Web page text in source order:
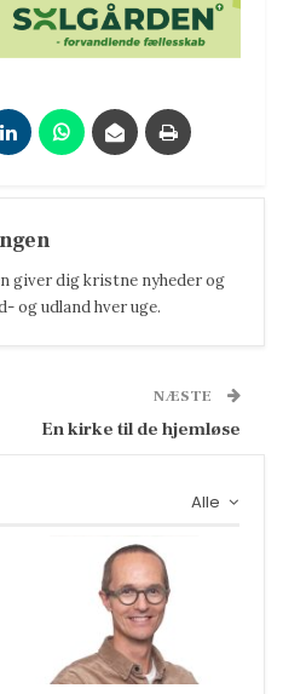
giver dig kristne nyheder og
og udland hver uge.
NÆSTE
En kirke til de hjemløse
Alle